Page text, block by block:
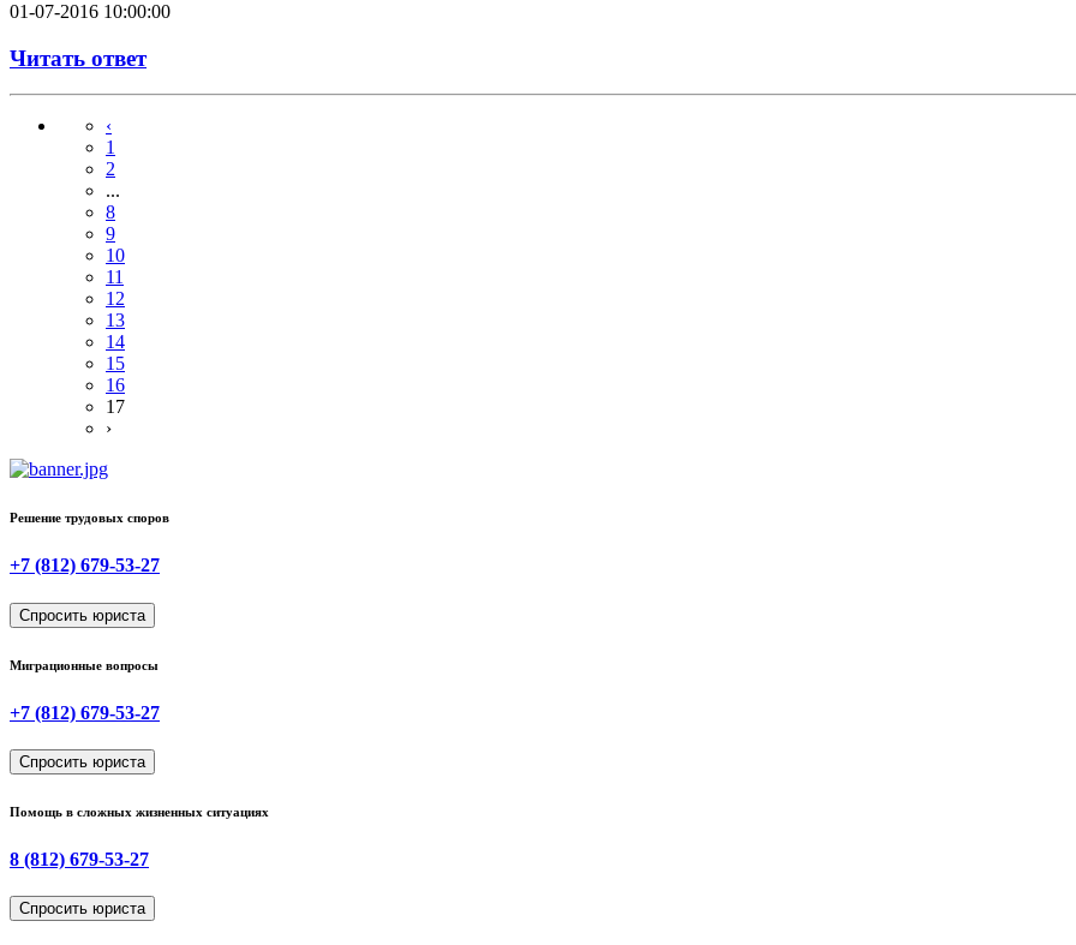
01-07-2016 10:00:00
Читать ответ
‹
1
2
...
8
9
10
11
12
13
14
15
16
17
›
Решение трудовых споров
+7 (812) 679-53-27
Спросить юриста
Миграционные вопросы
+7 (812) 679-53-27
Спросить юриста
Помощь в сложных жизненных ситуациях
8 (812) 679-53-27
Спросить юриста